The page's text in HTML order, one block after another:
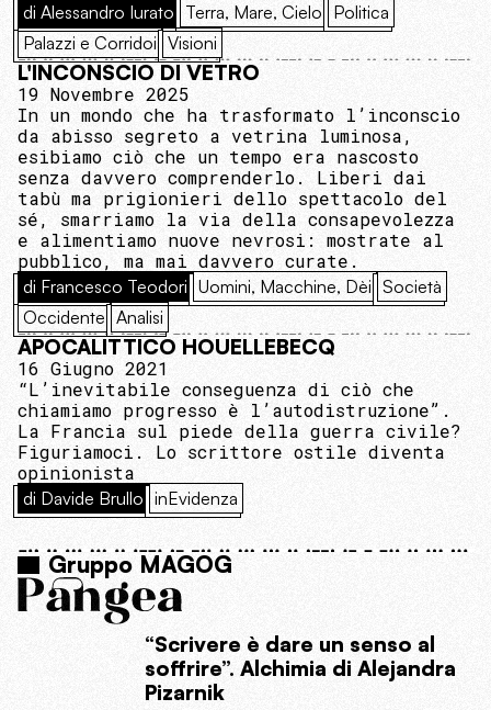
di Alessandro Iurato Terra, Mare, Cielo Politica
Palazzi e Corridoi Visioni
L'INCONSCIO DI VETRO
19 Novembre 2025
In un mondo che ha trasformato l’inconscio
da abisso segreto a vetrina luminosa,
esibiamo ciò che un tempo era nascosto
senza davvero comprenderlo. Liberi dai
tabù ma prigionieri dello spettacolo del
sé, smarriamo la via della consapevolezza
e alimentiamo nuove nevrosi: mostrate al
pubblico, ma mai davvero curate.
di Francesco Teodori Uomini, Macchine, Dèi Società
Occidente Analisi
APOCALITTICO HOUELLEBECQ
16 Giugno 2021
“L’inevitabile conseguenza di ciò che
chiamiamo progresso è l’autodistruzione”.
La Francia sul piede della guerra civile?
Figuriamoci. Lo scrittore ostile diventa
opinionista
di Davide Brullo inEvidenza
Gruppo MAGOG
“Scrivere è dare un senso al
soffrire”. Alchimia di Alejandra
Pizarnik